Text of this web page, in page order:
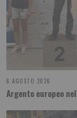
6 AGOSTO 2026
Argento europeo